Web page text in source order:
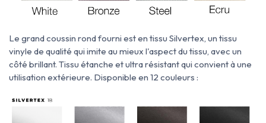
Le grand coussin rond fourni esten tissu Silvertex, un tissu
vinyle de qualité qui imite au mieux l'aspect du tissu, avec un
côté brillant. Tissu étanche et ultra résistant qui convient à une
utilisation extérieure. Disponible en 12 couleurs :